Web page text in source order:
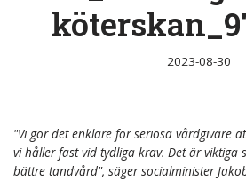
2023-08-30
"Vi gör det enklare för seriösa vårdgivare
vi håller fast vid tydliga krav. Det är viktiga
bättre tandvård", säger socialminister